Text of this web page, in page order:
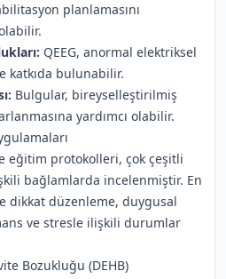
planlamasını
QEEG, anormal elektriksel
katkıda bulunabilir.
Bulgular, bireyselleştirilmiş
yardımcı olabilir.
eğitim protokolleri, çok çeşitli
bağlamlarda incelenmiştir. En
dikkat düzenleme, duygusal
ve stresle ilişkili durumlar
Bozukluğu (DEHB)